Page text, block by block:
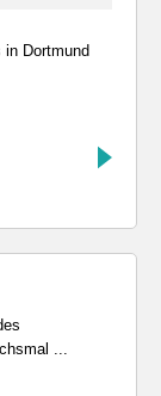
Dortmund
...